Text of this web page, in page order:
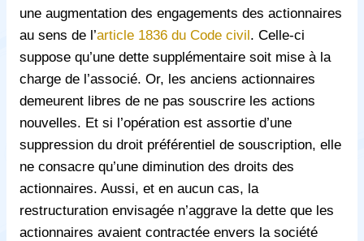
une augmentation des engagements des actionnaires
au sens de l’article 1836 du Code civil. Celle-ci
suppose qu’une dette supplémentaire soit mise à la
charge de l’associé. Or, les anciens actionnaires
demeurent libres de ne pas souscrire les actions
nouvelles. Et si l’opération est assortie d’une
suppression du droit préférentiel de souscription, elle
ne consacre qu’une diminution des droits des
actionnaires. Aussi, et en aucun cas, la
restructuration envisagée n’aggrave la dette que les
actionnaires avaient contractée envers la société